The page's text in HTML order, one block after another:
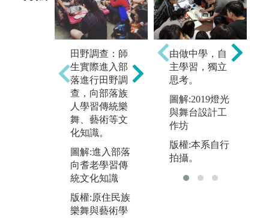
田野調查：師
生實際進入部
落進行田野調
查，向部落族
人學習傳統樂
舞、藝術等文
化知識。
圖解:進入部落
向耆老學習傳
統文化知識
版權:原住民族
樂舞與藝術學
實作展演：透
過課堂所習之
學理知識結合
之傳統文化進
行藝術及樂舞
之創作及展
演。
圖解:卡那卡那
富族傳統樂舞
由做中學，自
主學習，獨立
思考。
圖解:2019燈光
與舞台設計工
作坊
版權:本系自行
拍攝。